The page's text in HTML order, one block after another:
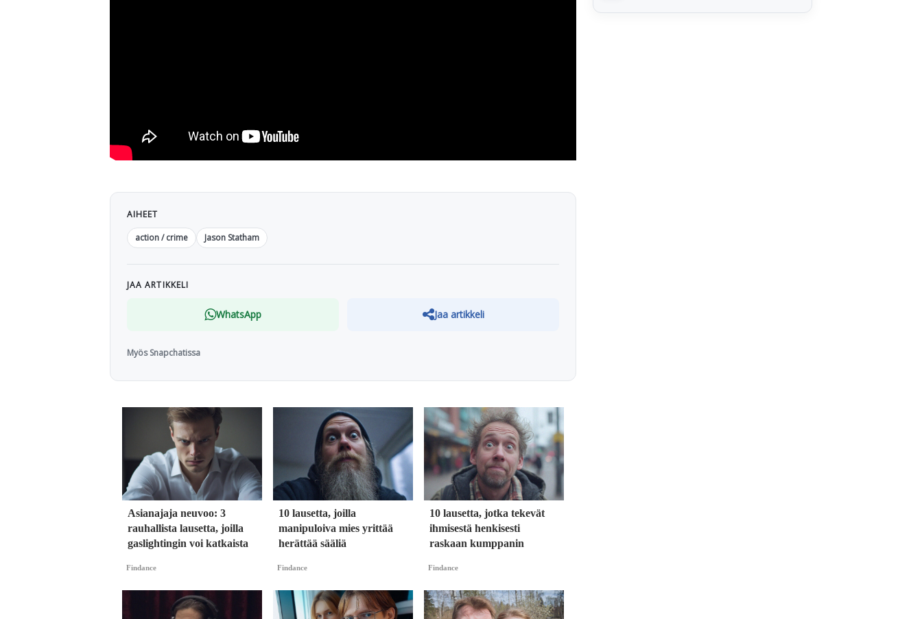
AIHEET
action / crime
Jason Statham
JAA ARTIKKELI
WhatsApp Jaa artikkeli
Myös Snapchatissa
Asianajaja neuvoo: 3
rauhallista lausetta, joilla
gaslightingin voi katkaista
Findance
10 lausetta, joilla
manipuloiva mies yrittää
herättää sääliä
Findance
10 lausetta, jotka tekevät
ihmisestä henkisesti
raskaan kumppanin
Findance